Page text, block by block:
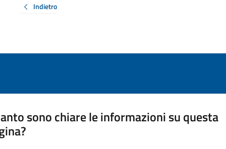
Indietro
sono chiare le informazioni su questa